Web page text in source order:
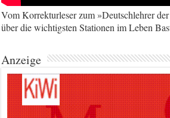
Vom Korrekturleser zum »Deutschlehrer
über die wichtigsten Stationen im Leben
Anzeige